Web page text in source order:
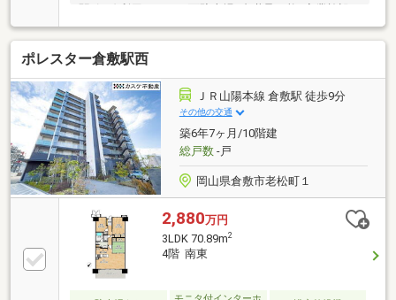
駅2沿線利用可！ 平面駐車場1台継承可能♪商業施設
も近い利便性に富んだ立地☆ ≪ご見学できます♪お
気軽にお問い合わせください♪≫○住まいのことなら≪
住むりえ≫に何でもお気軽にご相談ください♪♪○お客
様のニーズに最適な一戸建て、マンション、土地など
の不動産情報をご提供致します！！○住宅ローンにつ
いて、わかりやすくご説明いたします。○住み替え、
売却をお考えの方もお気軽にご相談ください♪
ポレスター倉敷駅西
ＪＲ山陽本線 倉敷駅 徒歩9分
その他の交通
築6年7ヶ月/10階建
総戸数-戸
岡山県倉敷市老松町１
2,880万円
3LDK 70.89m2
4階 南東